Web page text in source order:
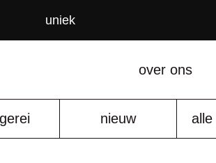
uniek
over ons
nieuw